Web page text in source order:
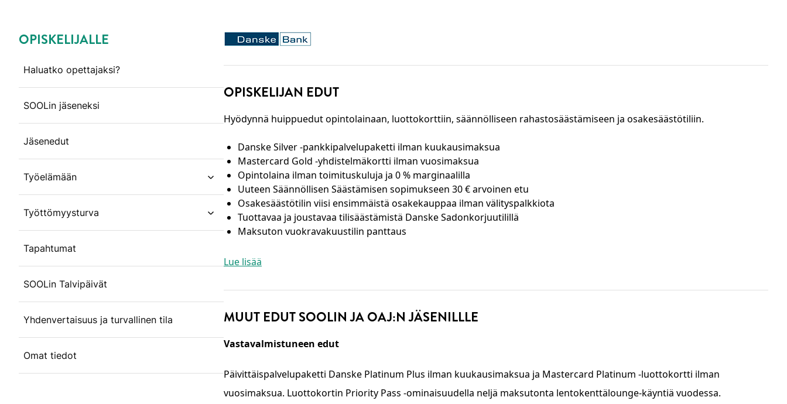
OPISKELIJAN EDUT
Hyödynnä huippuedut opintolainaan, luottokorttiin, säännölliseen rahastosäästämiseen ja osakesäästötiliin.
Danske Silver -pankkipalvelupaketti ilman kuukausimaksua
Mastercard Gold -yhdistelmäkortti ilman vuosimaksua
Opintolaina ilman toimituskuluja ja 0 % marginaalilla
Uuteen Säännöllisen Säästämisen sopimukseen 30 € arvoinen etu
Osakesäästötilin viisi ensimmäistä osakekauppaa ilman välityspalkkiota
Tuottavaa ja joustavaa tilisäästämistä Danske Sadonkorjuutilillä
Maksuton vuokravakuustilin panttaus
Lue lisää
MUUT EDUT SOOLIN JA OAJ:N JÄSENILLLE
Vastavalmistuneen edut
Päivittäispalvelupaketti Danske Platinum Plus ilman kuukausimaksua ja Mastercard Platinum -luottokortti ilman
vuosimaksua. Luottokortin Priority Pass -ominaisuudella neljä maksutonta lentokenttälounge-käyntiä vuodessa.
Ohita valikko
OPISKELIJALLE
Haluatko opettajaksi?
SOOLin jäseneksi
Jäsenedut
Työelämään open submenu
Työttömyysturva open submenu
Tapahtumat
SOOLin Talvipäivät
Yhdenvertaisuus ja turvallinen tila
Omat tiedot